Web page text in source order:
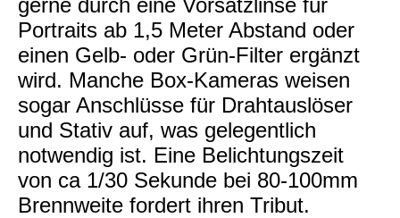
Portraits ab 1,5 Meter Abstand oder
einen Gelb- oder Grün-Filter ergänzt
wird. Manche Box-Kameras weisen
sogar Anschlüsse für Drahtauslöser
und Stativ auf, was gelegentlich
notwendig ist. Eine Belichtungszeit
von ca 1/30 Sekunde bei 80-100mm
Brennweite fordert ihren Tribut.